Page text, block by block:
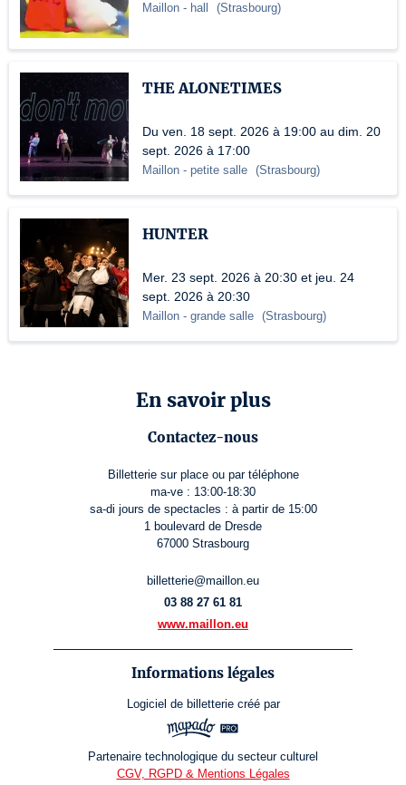
Maillon - hall (Strasbourg)
THE ALONETIMES
Du ven. 18 sept. 2026 à 19:00 au dim. 20
sept. 2026 à 17:00
Maillon - petite salle (Strasbourg)
HUNTER
Mer. 23 sept. 2026 à 20:30 et jeu. 24
sept. 2026 à 20:30
Maillon - grande salle (Strasbourg)
En savoir plus
Contactez-nous
Billetterie sur place ou par téléphone
ma-ve : 13:00-18:30
sa-di jours de spectacles : à partir de 15:00
1 boulevard de Dresde
67000 Strasbourg
billetterie@maillon.eu
03 88 27 61 81
www.maillon.eu
Informations légales
Logiciel de billetterie créé par
Partenaire technologique du secteur culturel
CGV, RGPD & Mentions Légales